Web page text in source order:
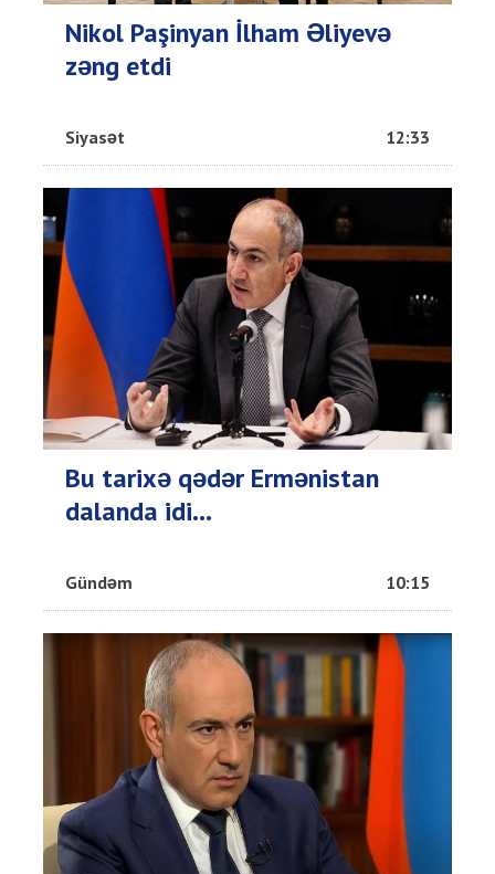
Nikol Paşinyan İlham Əliyevə
zəng etdi
Siyasət 12:33
Bu tarixə qədər Ermənistan
dalanda idi...
Gündəm 10:15